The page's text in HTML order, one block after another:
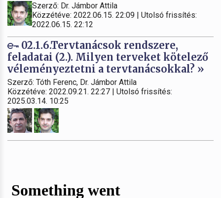
Szerző: Dr. Jámbor Attila
Közzétéve: 2022.06.15. 22:09 | Utolsó frissítés:
2022.06.15. 22:12
02.1.6.Tervtanácsok rendszere,
feladatai (2.). Milyen terveket kötelező
véleményeztetni a tervtanácsokkal? »
Szerző: Tóth Ferenc, Dr. Jámbor Attila
Közzétéve: 2022.09.21. 22:27 | Utolsó frissítés:
2025.03.14. 10:25